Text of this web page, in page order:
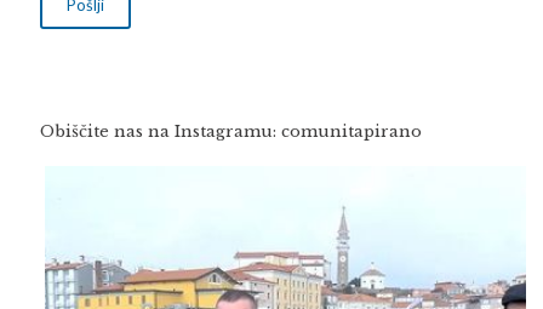
Obiščite nas na Instagramu: comunitapirano